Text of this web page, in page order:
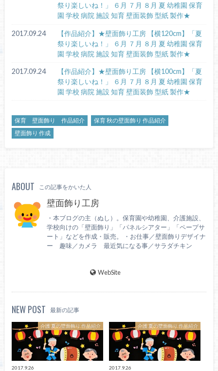
祭り楽しいね！」 ６月 ７月 ８月 夏 幼稚園 保育
園 学校 病院 施設 知育 壁面装飾 型紙 製作★
2017.09.24
【作品紹介】★壁面飾り工房 【横120cm】「夏
祭り楽しいね！」 ６月 ７月 ８月 夏 幼稚園 保育
園 学校 病院 施設 知育 壁面装飾 型紙 製作★
2017.09.24
【作品紹介】★壁面飾り工房 【横100cm】「夏
祭り楽しいね！」 ６月 ７月 ８月 夏 幼稚園 保育
園 学校 病院 施設 知育 壁面装飾 型紙 製作★
保育 壁面飾り 作品紹介
保育 秋の壁面飾り 作品紹介
壁面飾り 作成
ABOUT この記事をかいた人
壁面飾り工房
・本ブログの主（ぬし）。保育園や幼稚園、介護施設、
学校向けの「壁面飾り」「パネルシアター」「ペープサ
ート」などを作成・販売。 ・お仕事／壁面飾りデザイナ
ー 趣味／カメラ 最近気になる事／サラダチキン
WebSite
NEW POST 最新の記事
介護 夏の壁面飾り 作品紹介
2017.9.26
介護 夏の壁面飾り 作品紹介
2017.9.26